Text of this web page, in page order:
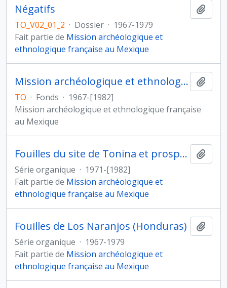
Négatifs
TO_V02_01_2 · Dossier · 1967-1979
Fait partie de Mission archéologique et
ethnologique française au Mexique
Mission archéologique et ethnologique française au Mexique
TO · Fonds · 1967-[1982]
Mission archéologique et ethnologique française
au Mexique
Fouilles du site de Tonina et prospections dans la vallée d'Ocosingo (Mexique)
Série organique · 1971-[1982]
Fait partie de Mission archéologique et
ethnologique française au Mexique
Fouilles de Los Naranjos (Honduras)
Série organique · 1967-1979
Fait partie de Mission archéologique et
ethnologique française au Mexique